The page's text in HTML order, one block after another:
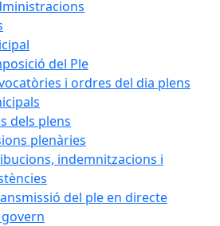
del Ple
i ordres del dia plens
dels plens
plenàries
indemnitzacions i
del ple en directe
govern